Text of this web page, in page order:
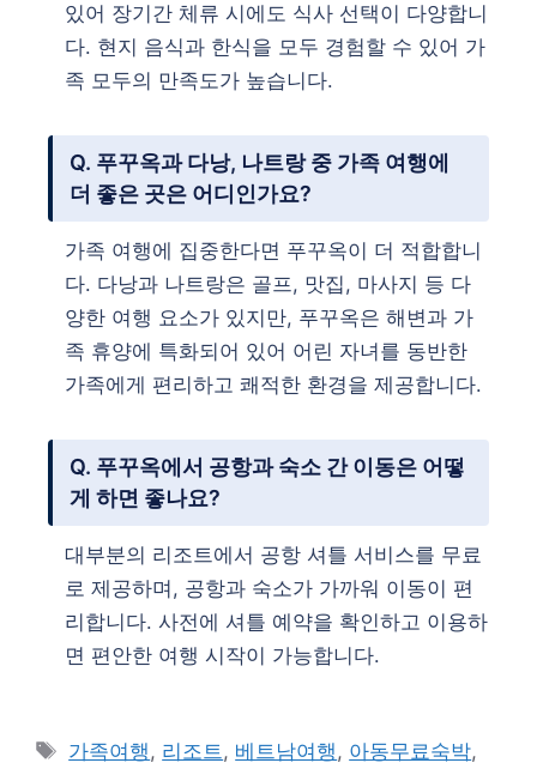
있어 장기간 체류 시에도 식사 선택이 다양합니
다. 현지 음식과 한식을 모두 경험할 수 있어 가
족 모두의 만족도가 높습니다.
Q. 푸꾸옥과 다낭, 나트랑 중 가족 여행에
더 좋은 곳은 어디인가요?
가족 여행에 집중한다면 푸꾸옥이 더 적합합니
다. 다낭과 나트랑은 골프, 맛집, 마사지 등 다
양한 여행 요소가 있지만, 푸꾸옥은 해변과 가
족 휴양에 특화되어 있어 어린 자녀를 동반한
가족에게 편리하고 쾌적한 환경을 제공합니다.
Q. 푸꾸옥에서 공항과 숙소 간 이동은 어떻
게 하면 좋나요?
대부분의 리조트에서 공항 셔틀 서비스를 무료
로 제공하며, 공항과 숙소가 가까워 이동이 편
리합니다. 사전에 셔틀 예약을 확인하고 이용하
면 편안한 여행 시작이 가능합니다.
태
가족여행, 리조트, 베트남여행, 아동무료숙박,